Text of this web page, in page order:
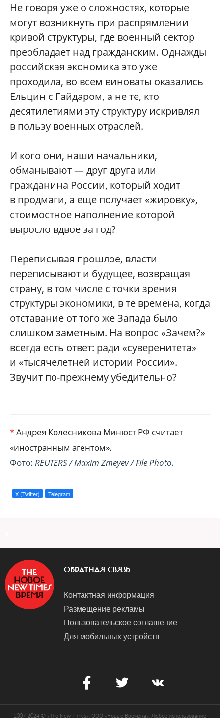
Не говоря уже о сложностях, которые
могут возникнуть при распрямлении
кривой структуры, где военный сектор
преобладает над гражданским. Однажды
российская экономика это уже
проходила, во всем виноваты оказались
Ельцин с Гайдаром, а не те, кто
десятилетиями эту структуру искривлял
в пользу военных отраслей.
И кого они, наши начальники,
обманывают — друг друга или
гражданина России, который ходит
в продмаги, а еще получает «жировку»,
стоимостное наполнение которой
выросло вдвое за год?
Переписывая прошлое, власти
переписывают и будущее, возвращая
страну, в том числе с точки зрения
структуры экономики, в те времена, когда
отставание от того же Запада было
слишком заметным. На вопрос «Зачем?»
всегда есть ответ: ради «суверенитета»
и «тысячелетней истории России».
Звучит по-прежнему убедительно?
*Андрея Колесникова Минюст РФ считает
«иностранным агентом».
Фото: REUTERS / Maxim Zmeyev / File Photo.
X (Twitter) Telegram
ОБРАТНАЯ СВЯЗЬ
Контактная информация
Размещение рекламы
Пользовательское соглашение
Для мобильных устройств
2007-2024 © «The New Times». ООО «Новые Времена». Любое использование